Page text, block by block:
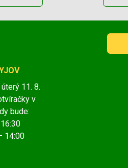
11. 8.
v
bude:
14:00